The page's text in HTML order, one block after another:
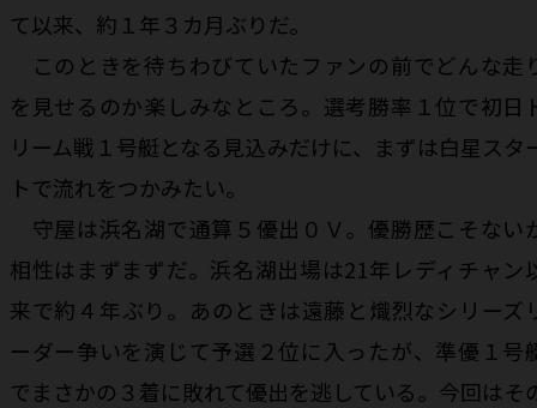
て以来、約１年３カ月ぶりだ。
このときを待ちわびていたファンの前でどんな走
を見せるのか楽しみなところ。選考勝率１位で初日
リーム戦１号艇となる見込みだけに、まずは白星スタ
トで流れをつかみたい。
守屋は浜名湖で通算５優出０Ｖ。優勝歴こそない
相性はまずまずだ。浜名湖出場は21年レディチャン
来で約４年ぶり。あのときは遠藤と熾烈なシリーズ
ーダー争いを演じて予選２位に入ったが、準優１号
でまさかの３着に敗れて優出を逃している。今回はそ